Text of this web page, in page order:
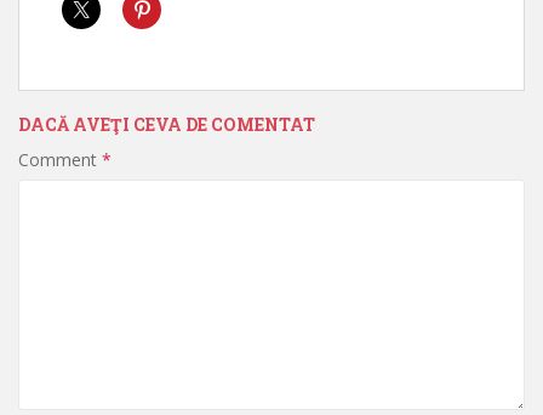
DACĂ AVEŢI CEVA DE COMENTAT
Comment *